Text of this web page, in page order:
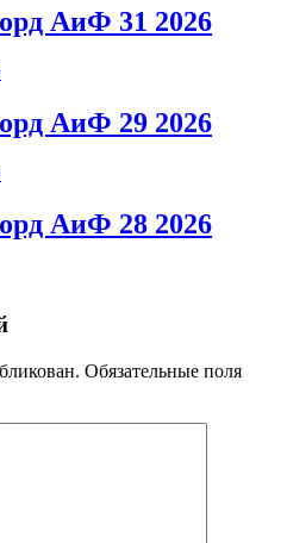
АиФ 31 2026
АиФ 29 2026
АиФ 28 2026
Обязательные поля